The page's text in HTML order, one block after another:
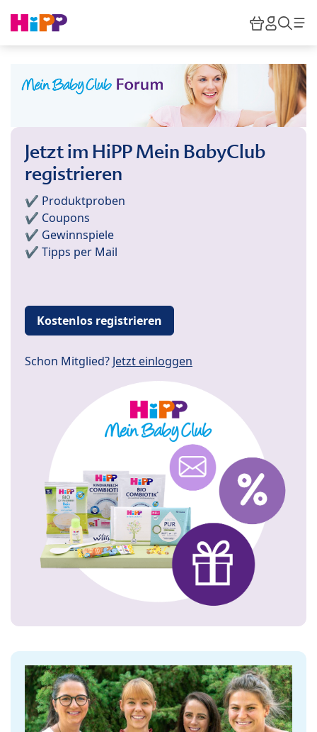
HiPP
Jetzt im HiPP Mein BabyClub
registrieren
✔️ Produktproben
✔️ Coupons
✔️ Gewinnspiele
✔️ Tipps per Mail
Kostenlos registrieren
Schon Mitglied? Jetzt einloggen